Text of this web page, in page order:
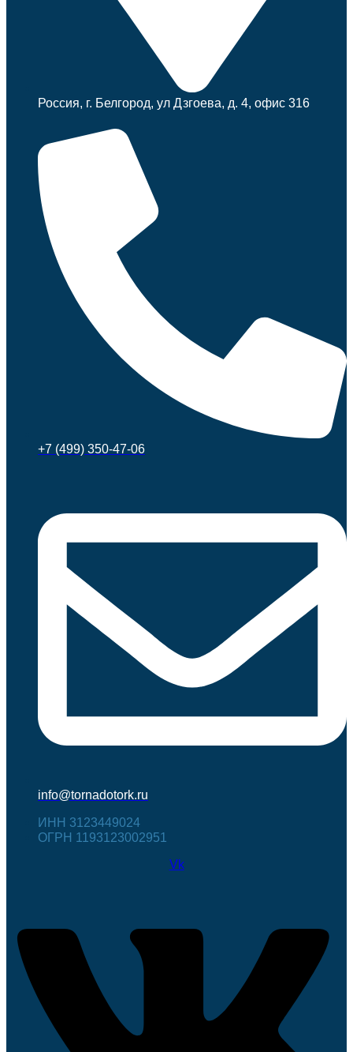
Россия, г. Белгород, ул Дзгоева, д. 4, офис 316
+7 (499) 350-47-06
info@tornadotork.ru
ИНН 3123449024
ОГРН 1193123002951
Vk